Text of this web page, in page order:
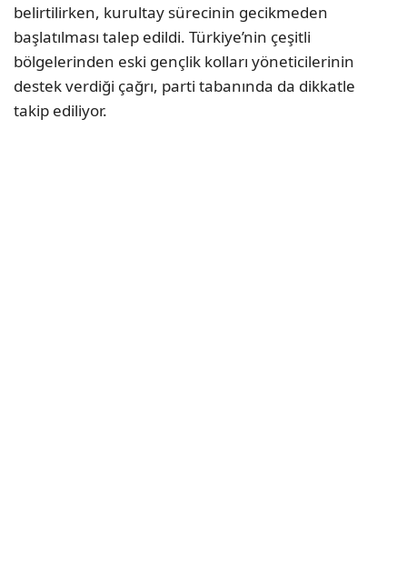
belirtilirken, kurultay sürecinin gecikmeden
başlatılması talep edildi. Türkiye’nin çeşitli
bölgelerinden eski gençlik kolları yöneticilerinin
destek verdiği çağrı, parti tabanında da dikkatle
takip ediliyor.